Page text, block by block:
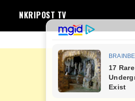
NKRIPOST TV